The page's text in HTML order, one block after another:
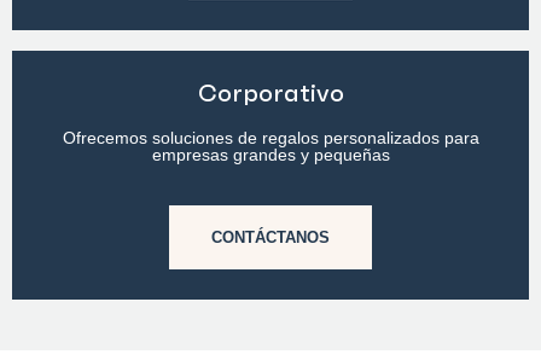
Corporativo
Ofrecemos soluciones de regalos personalizados para
empresas grandes y pequeñas
CONTÁCTANOS